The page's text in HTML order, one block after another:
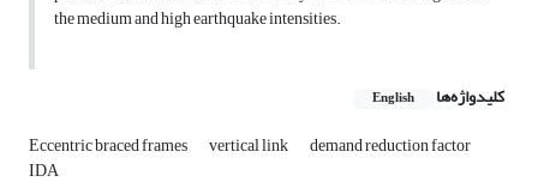
the medium and high earthquake intensities.
کلیدواژه‌ها English
Eccentric braced frames vertical link demand reduction factor
IDA